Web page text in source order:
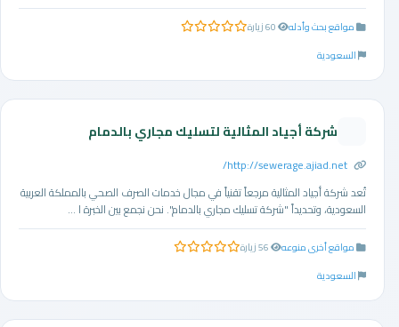
مواقع بحث وأدله 0.0 من 5 نجوم
السعودية
شركة أجياد المثالية لتسليك مجاري بالدمام
http://sewerage.ajiad.net/
تُعد شركة أجياد المثالية مرجعاً تقنياً في مجال خدمات الصرف الصحي بالمملكة العربية
السعودية، وتحديداً "شركة تسليك مجاري بالدمام". نحن نجمع بين الخبرة ا ...
مواقع أخرى منوعه 0.0 من 5 نجوم
السعودية